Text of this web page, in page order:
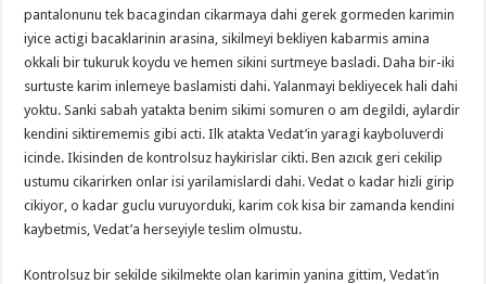
pantalonunu tek bacagindan cikarmaya dahi gerek gormeden karimin
iyice actigi bacaklarinin arasina, sikilmeyi bekliyen kabarmis amina
okkali bir tukuruk koydu ve hemen sikini surtmeye basladi. Daha bir-iki
surtuste karim inlemeye baslamisti dahi. Yalanmayi bekliyecek hali dahi
yoktu. Sanki sabah yatakta benim sikimi somuren o am degildi, aylardir
kendini siktirememis gibi acti. Ilk atakta Vedat’in yaragi kayboluverdi
icinde. Ikisinden de kontrolsuz haykirislar cikti. Ben azıcık geri cekilip
ustumu cikarirken onlar isi yarilamislardi dahi. Vedat o kadar hizli girip
cikiyor, o kadar guclu vuruyorduki, karim cok kisa bir zamanda kendini
kaybetmis, Vedat’a herseyiyle teslim olmustu.
Kontrolsuz bir sekilde sikilmekte olan karimin yanina gittim, Vedat’in